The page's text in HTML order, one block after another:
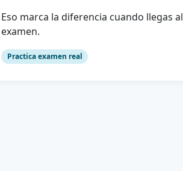
Eso marca la diferencia cuando llegas al
examen.
Practica examen real